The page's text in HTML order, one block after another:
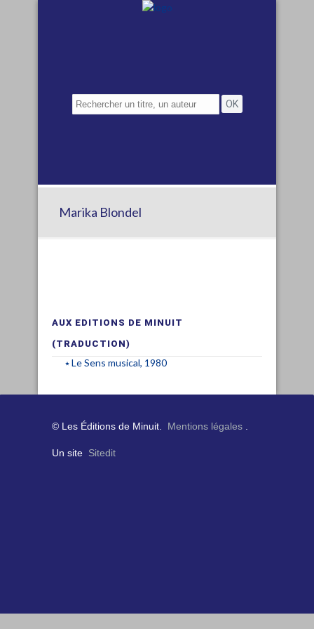
Marika Blondel
AUX EDITIONS DE MINUIT
(TRADUCTION)
Le Sens musical, 1980
© Les Éditions de Minuit. Mentions légales
Un site Sitedit